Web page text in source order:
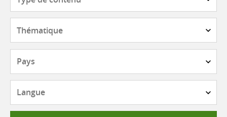
contenu